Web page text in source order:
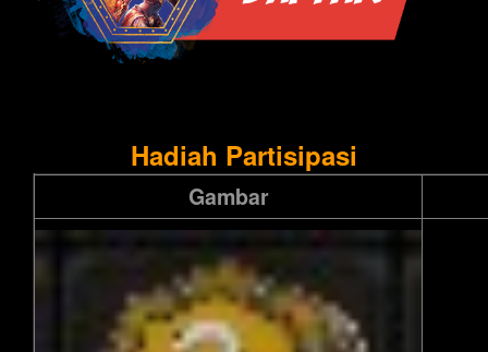
Hadiah Partisipasi
Gambar